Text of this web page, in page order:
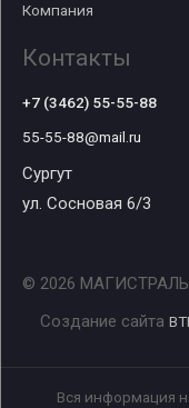
Компания
Контакты
+7 (3462) 55-55-88
55-55-88@mail.ru
Сургут
ул. Сосновая 6/3
© 2026
Создание сайта
Вся информация